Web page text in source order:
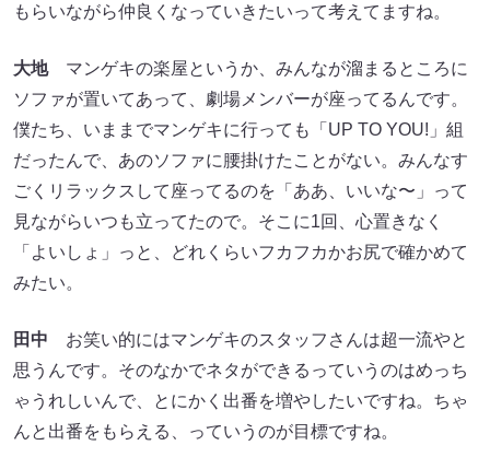
もらいながら仲良くなっていきたいって考えてますね。
大地マンゲキの楽屋というか、みんなが溜まるところに
ソファが置いてあって、劇場メンバーが座ってるんです。
僕たち、いままでマンゲキに行っても「UP TO YOU!」組
だったんで、あのソファに腰掛けたことがない。みんなす
ごくリラックスして座ってるのを「ああ、いいな〜」って
見ながらいつも立ってたので。そこに1回、心置きなく
「よいしょ」っと、どれくらいフカフカかお尻で確かめて
みたい。
田中 お笑い的にはマンゲキのスタッフさんは超一流やと
思うんです。そのなかでネタができるっていうのはめっち
ゃうれしいんで、とにかく出番を増やしたいですね。ちゃ
んと出番をもらえる、っていうのが目標ですね。